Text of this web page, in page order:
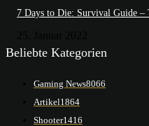
7 Days to Die: Survival Guide
Beliebte Kategorien
Gaming News8066
Artikel1864
Shooter1416